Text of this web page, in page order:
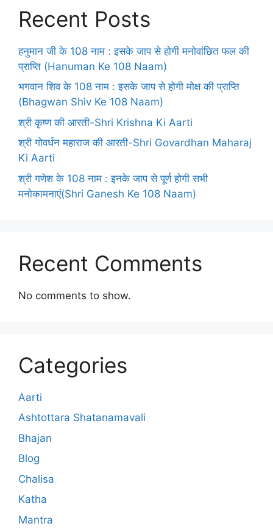
Recent Posts
हनुमान जी के 108 नाम : इसके जाप से होगी मनोवांछित फल की
प्राप्ति (Hanuman Ke 108 Naam)
भगवान शिव के 108 नाम : इसके जाप से होगी मोक्ष की प्राप्ति
(Bhagwan Shiv Ke 108 Naam)
श्री कृष्ण की आरती-Shri Krishna Ki Aarti
श्री गोवर्धन महाराज की आरती-Shri Govardhan Maharaj
Ki Aarti
श्री गणेश के 108 नाम : इनके जाप से पूर्ण होगी सभी
मनोकामनाएं(Shri Ganesh Ke 108 Naam)
Recent Comments
No comments to show.
Categories
Aarti
Ashtottara Shatanamavali
Bhajan
Blog
Chalisa
Katha
Mantra